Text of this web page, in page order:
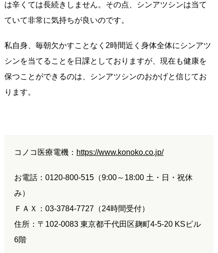
は辛くては長続きしません。その点、シンアツシンは当て
ていて非常に気持ちが良いのです。
私自身、毎朝欠かすことなく2時間近く身体全体にシンアツ
シンを当てることを日課としておりますが、現在も健康を
保つことができるのは、シンアツシンのおかげと信じてお
ります。
コノコ医療電機： https://www.konoko.co.jp/
お電話：0120-800-515（9:00～18:00 土・日・祝休
み）
ＦＡＸ：03-3784-7727（24時間受付）
住所：〒102-0083 東京都千代田区麹町4-5-20 KSビル
6階